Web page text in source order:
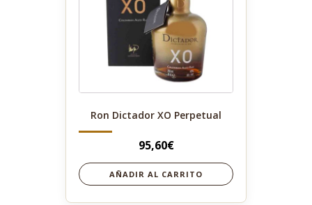
Ron Dictador XO Perpetual
95,60€
AÑADIR AL CARRITO